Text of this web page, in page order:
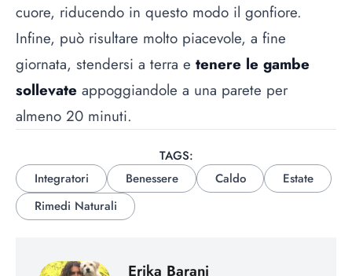
cuore, riducendo in questo modo il gonfiore.
Infine, può risultare molto piacevole, a fine
giornata, stendersi a terra e tenere le gambe
sollevate appoggiandole a una parete per
almeno 20 minuti.
TAGS:
Integratori
Benessere Caldo
Estate
Rimedi Naturali
Erika Barani